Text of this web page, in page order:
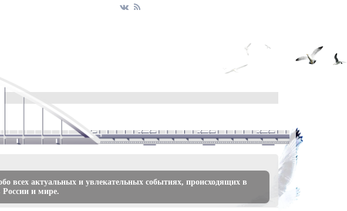
всех актуальных и увлекательных событиях, происходящих в
России и мире.